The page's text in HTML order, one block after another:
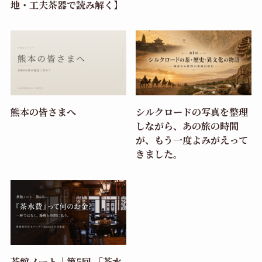
地・工夫茶器で読み解く】
熊本の皆さまへ
シルクロードの写真を整理
しながら、あの旅の時間
が、もう一度よみがえって
きました。